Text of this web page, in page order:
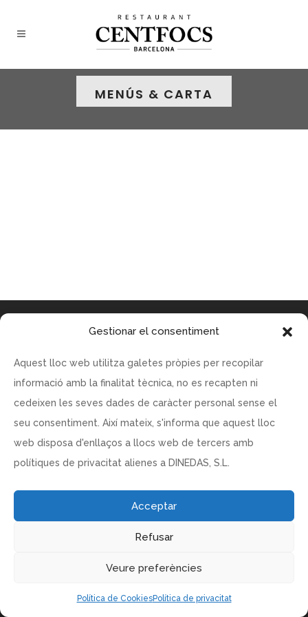
Gestionar el consentiment
Aquest lloc web utilitza galetes pròpies per recopilar
informació amb la finalitat tècnica, no es recapten ni
cedeixen les seves dades de caràcter personal sense el
seu consentiment. Així mateix, s'informa que aquest lloc
web disposa d'enllaços a llocs web de tercers amb
polítiques de privacitat alienes a DINEDAS, S.L.
Acceptar
Refusar
Veure preferències
Política de CookiesPolítica de privacitat
MENÚS & CARTA
RESTAURANT CENTFOCS C/ BALMES ,16 08007 Barcelona
DINEDAS S.L – CIF:B62962444
www.centfocs.com
centfocs@centfocs.com